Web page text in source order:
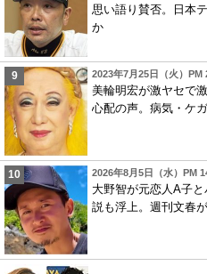
思い語り賛否。日本
か
2023年7月25日（火）PM
美輪明宏が激ヤセで
心配の声。病気・ケ
2026年8月5日（水）PM
大野智が元恋人A子
説も浮上。週刊文春